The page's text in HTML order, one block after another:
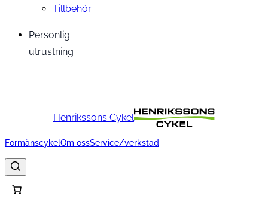
Tillbehör
Personlig
utrustning
Henrikssons Cykel
FörmånscykelOm ossService/verkstad